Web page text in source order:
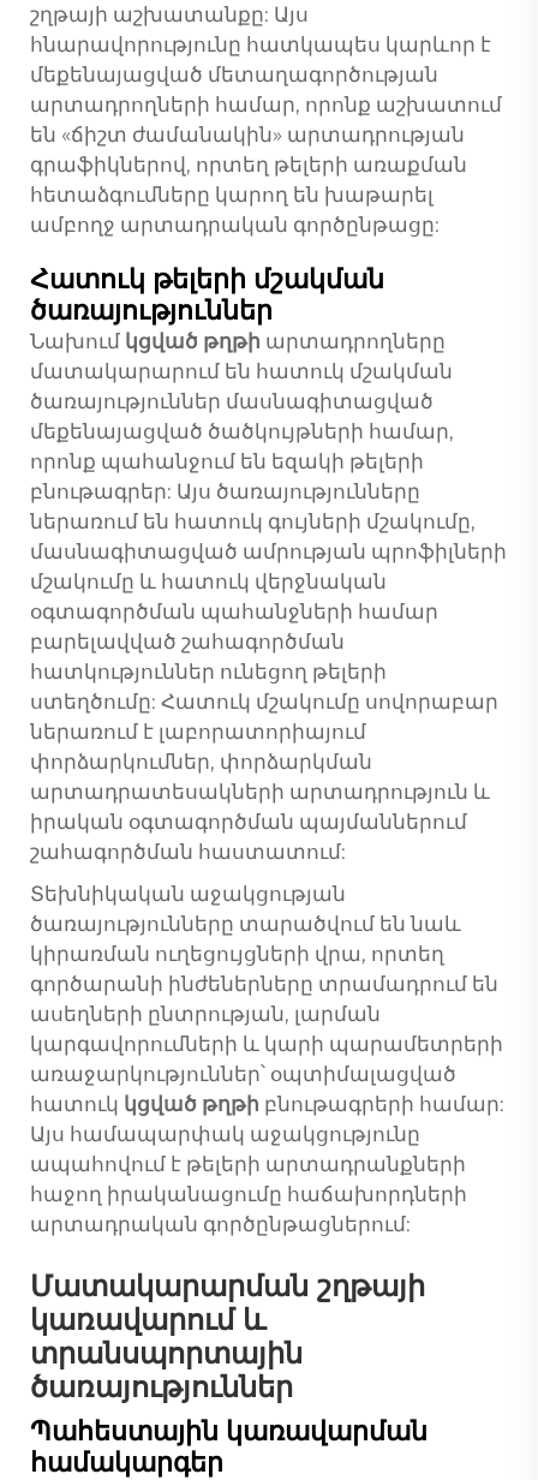
շղթայի աշխատանքը: Այս
հնարավորությունը հատկապես կարևոր է
մեքենայացված մետաղագործության
արտադրողների համար, որոնք աշխատում
են «ճիշտ ժամանակին» արտադրության
գրաֆիկներով, որտեղ թելերի առաքման
հետաձգումները կարող են խաթարել
ամբողջ արտադրական գործընթացը:
Հատուկ թելերի մշակման
ծառայություններ
Նախում կցված թղթի արտադրողները
մատակարարում են հատուկ մշակման
ծառայություններ մասնագիտացված
մեքենայացված ծածկույթների համար,
որոնք պահանջում են եզակի թելերի
բնութագրեր: Այս ծառայությունները
ներառում են հատուկ գույների մշակումը,
մասնագիտացված ամրության պրոֆիլների
մշակումը և հատուկ վերջնական
օգտագործման պահանջների համար
բարելավված շահագործման
հատկություններ ունեցող թելերի
ստեղծումը: Հատուկ մշակումը սովորաբար
ներառում է լաբորատորիայում
փորձարկումներ, փորձարկման
արտադրատեսակների արտադրություն և
իրական օգտագործման պայմաններում
շահագործման հաստատում:
Տեխնիկական աջակցության
ծառայությունները տարածվում են նաև
կիրառման ուղեցույցների վրա, որտեղ
գործարանի ինժեներները տրամադրում են
ասեղների ընտրության, լարման
կարգավորումների և կարի պարամետրերի
առաջարկություններ՝ օպտիմալացված
հատուկ կցված թղթի բնութագրերի համար:
Այս համապարփակ աջակցությունը
ապահովում է թելերի արտադրանքների
հաջող իրականացումը հաճախորդների
արտադրական գործընթացներում:
Մատակարարման շղթայի
կառավարում և
տրանսպորտային
ծառայություններ
Պահեստային կառավարման
համակարգեր